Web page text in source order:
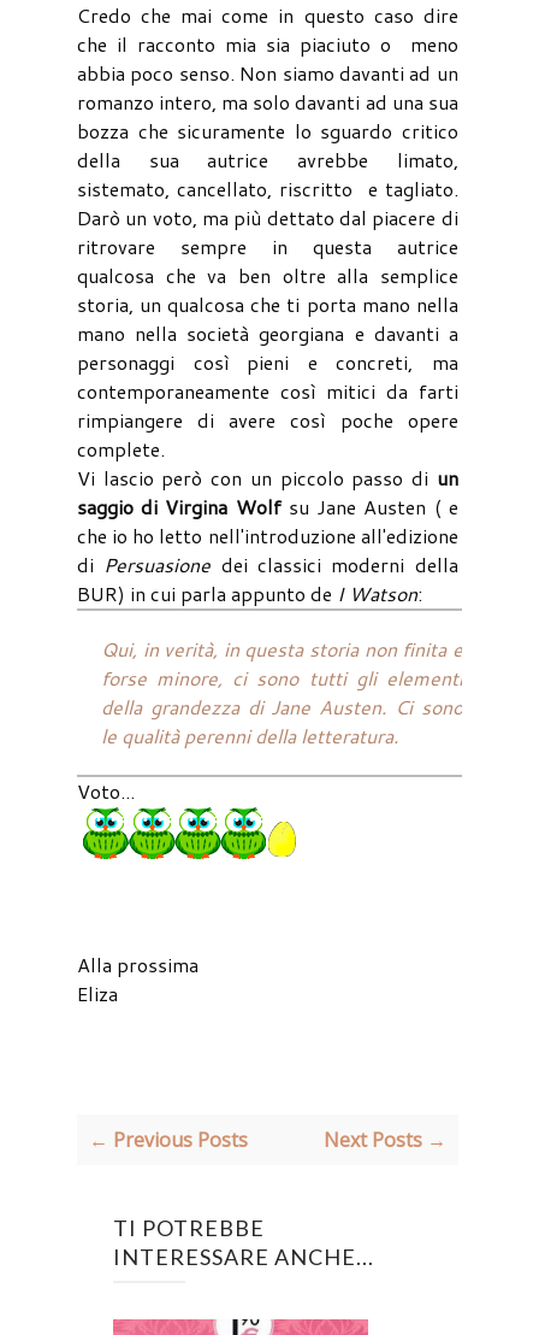
Credo che mai come in questo caso dire
che il racconto mia sia piaciuto o meno
abbia poco senso. Non siamo davanti ad un
romanzo intero, ma solo davanti ad una sua
bozza che sicuramente lo sguardo critico
della sua autrice avrebbe limato,
sistemato, cancellato, riscritto e tagliato.
Darò un voto, ma più dettato dal piacere di
ritrovare sempre in questa autrice
qualcosa che va ben oltre alla semplice
storia, un qualcosa che ti porta mano nella
mano nella società georgiana e davanti a
personaggi così pieni e concreti, ma
contemporaneamente così mitici da farti
rimpiangere di avere così poche opere
complete.
Vi lascio però con un piccolo passo di un
saggio di Virgina Wolfsu Jane Austen ( e
che io ho letto nell'introduzione all'edizione
di Persuasione dei classici moderni della
BUR) in cui parla appunto de I Watson:
Qui, in verità, in questa storia non finita e
forse minore, ci sono tutti gli elementi
della grandezza di Jane Austen. Ci sono
le qualità perenni della letteratura.
Voto...
Alla prossima
Eliza
← Previous Posts Next Posts →
TI POTREBBE
INTERESSARE ANCHE...